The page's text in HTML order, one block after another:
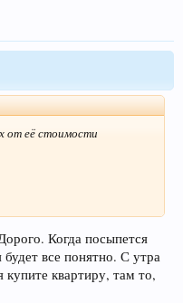
от её стоимости
Когда посыпется
все понятно. С утра
квартиру, там то,